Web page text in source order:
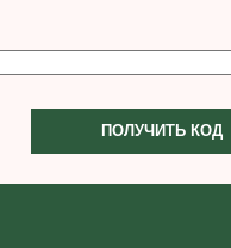
ПОЛУЧИТЬ КОД